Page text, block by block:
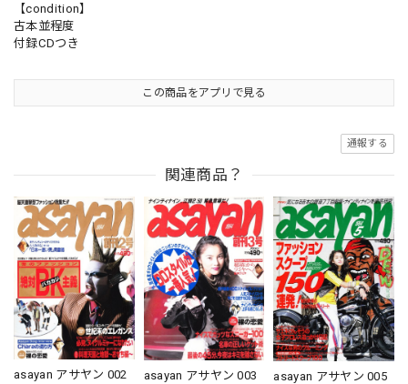
【condition】
古本並程度
付録CDつき
この商品をアプリで見る
通報する
関連商品？
asayan アサヤン 002
asayan アサヤン 003
asayan アサヤン 005